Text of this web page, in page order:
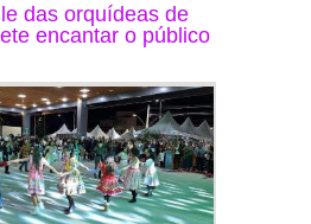
das orquídeas de
encantar o público